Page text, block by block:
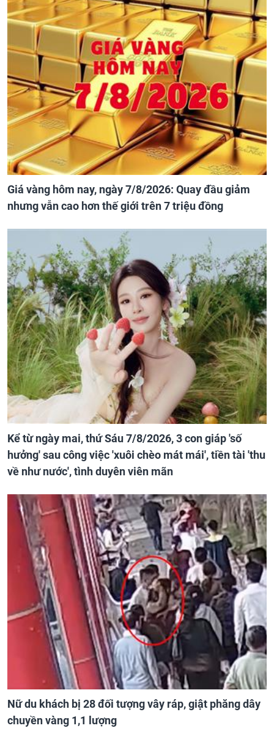
Giá vàng hôm nay, ngày 7/8/2026: Quay đầu giảm
nhưng vẫn cao hơn thế giới trên 7 triệu đồng
Kể từ ngày mai, thứ Sáu 7/8/2026, 3 con giáp 'số
hưởng' sau công việc 'xuôi chèo mát mái', tiền tài 'thu
về như nước', tình duyên viên mãn
Nữ du khách bị 28 đối tượng vây ráp, giật phăng dây
chuyền vàng 1,1 lượng